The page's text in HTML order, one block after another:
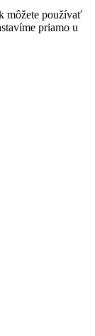
môžete používať
priamo u